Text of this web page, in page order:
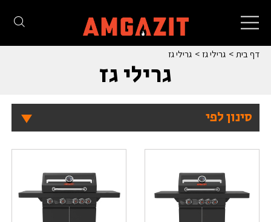
Toggle
navigation
דף בית גרילי גז גרילי גז
גרילי גז
סינון לפי